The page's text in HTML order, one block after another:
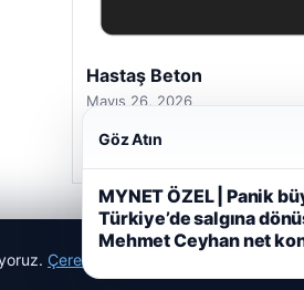
Hastaş Beton
Mayıs 26, 2026
Çerez Politikamız
Göz Atın
MYNET ÖZEL | Panik
Türkiye’de salgına
Mehmet Ceyhan net